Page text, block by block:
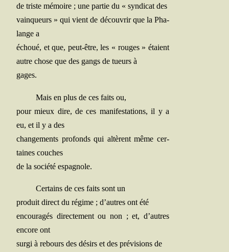
de triste mémoire ; une par­tie du « syn­di­cat des
vain­queurs » qui vient de décou­vrir que la Pha­
lange a
échoué, et que, peut-être, les « rouges » étaient
autre chose que des gangs de tueurs à
gages.
Mais en plus de ces faits ou,
pour mieux dire, de ces mani­fes­ta­tions, il y a
eu, et il y a des
chan­ge­ments pro­fonds qui altèrent même cer­
taines couches
de la socié­té espagnole.
Cer­tains de ces faits sont un
pro­duit direct du régime ; d’autres ont été
encou­ra­gés direc­te­ment ou non ; et, d’autres
encore ont
sur­gi à rebours des dési­rs et des pré­vi­sions de